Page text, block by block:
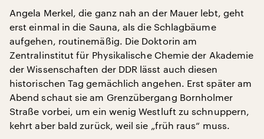
Angela Merkel, die ganz nah an der Mauer lebt, geht
erst einmal in die Sauna, als die Schlagbäume
aufgehen, routinemäßig. Die Doktorin am
Zentralinstitut für Physikalische Chemie der Akademie
der Wissenschaften der DDR lässt auch diesen
historischen Tag gemächlich angehen. Erst später am
Abend schaut sie am Grenzübergang Bornholmer
Straße vorbei, um ein wenig Westluft zu schnuppern,
kehrt aber bald zurück, weil sie „früh raus“ muss.